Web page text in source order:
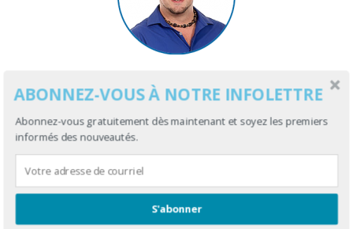
Stratège multimédia
Vous souhaitez obtenir des
conseils?
Les stratégies de communications adaptées au marketing
par courriel n’ont plus de secrets pour ce spécialiste de la
ABONNEZ-VOUS À NOTRE INFOLETTRE
Abonnez-vous gratuitement dès maintenant et soyez les premiers
informés des nouveautés.
S'abonner